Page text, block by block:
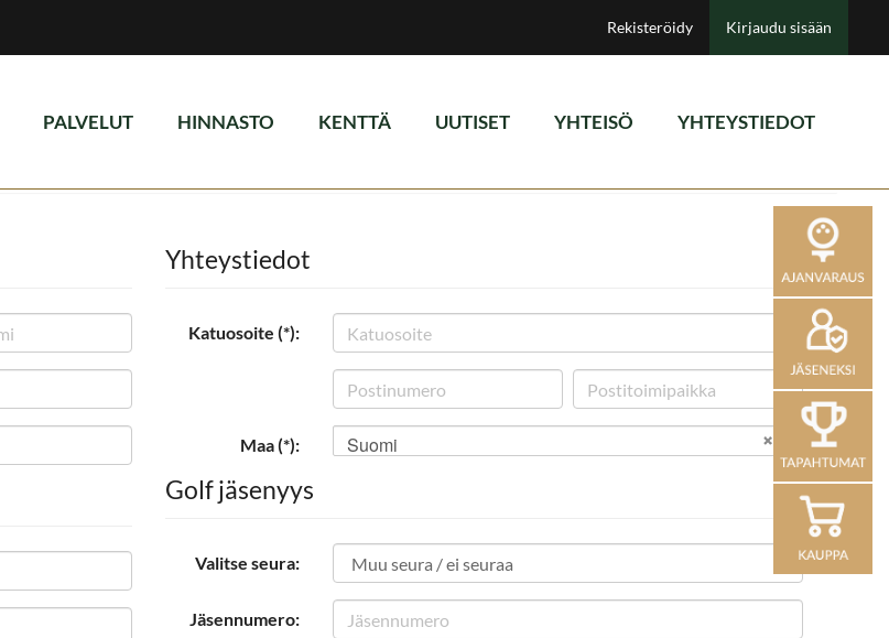
Rekisteröidy Kirjaudu sisään
PALVELUT HINNASTO KENTTÄ UUTISET YHTEISÖ YHTEYSTIEDOT
Yhteystiedot
Katuosoite (*):
Maa (*): Suomi
Golf jäsenyys
Valitse seura:
Jäsennumero: